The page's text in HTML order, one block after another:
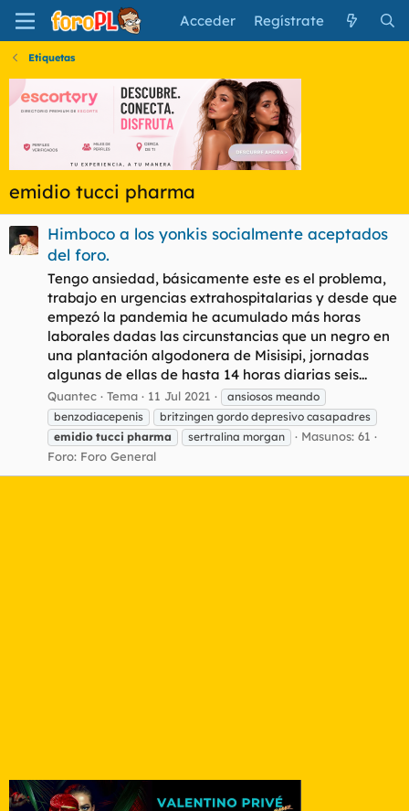
Acceder Regístrate
Etiquetas
emidio tucci pharma
Himboco a los yonkis socialmente aceptados
del foro.
Tengo ansiedad, básicamente este es el problema,
trabajo en urgencias extrahospitalarias y desde que
empezó la pandemia he acumulado más horas
laborales dadas las circunstancias que un negro en
una plantación algodonera de Misisipi, jornadas
algunas de ellas de hasta 14 horas diarias seis...
Quantec Tema 11 Jul 2021
ansiosos meando
benzodiacepenis
britzingen gordo depresivo casapadres
emidio tucci pharma sertralina morgan
Masunos: 61
Foro: Foro General